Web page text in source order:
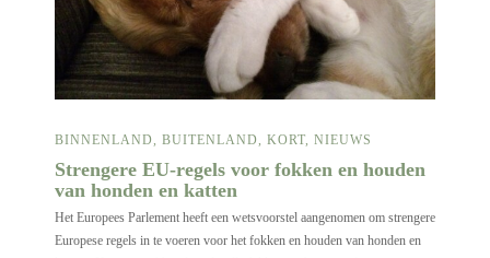
BINNENLAND, BUITENLAND, KORT, NIEUWS
Strengere EU-regels voor fokken en houden
van honden en katten
Het Europees Parlement heeft een wetsvoorstel aangenomen om strengere
Europese regels in te voeren voor het fokken en houden van honden en